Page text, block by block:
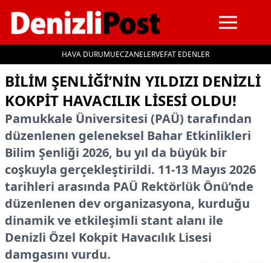
HAVA DURUMUECZANELERVEFAT EDENLER
İçeriğe geç
BILIM ŞENLIĞI’NIN YILDIZI DENIZLI
KOKPIT HAVACILIK LISESI OLDU!
Pamukkale Üniversitesi (PAÜ) tarafından
düzenlenen geleneksel Bahar Etkinlikleri
Bilim Şenliği 2026, bu yıl da büyük bir
coşkuyla gerçekleştirildi. 11-13 Mayıs 2026
tarihleri arasında PAÜ Rektörlük Önü’nde
düzenlenen dev organizasyona, kurduğu
dinamik ve etkileşimli stant alanı ile
Denizli Özel Kokpit Havacılık Lisesi
damgasını vurdu.